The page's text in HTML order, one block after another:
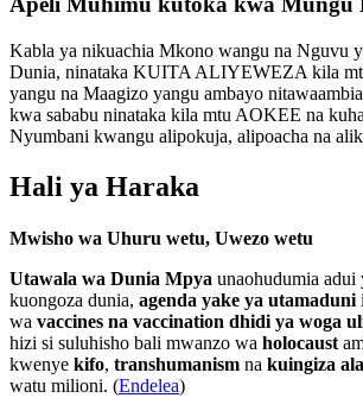
Kabla ya nikuachia Mkono wangu na Nguvu
Dunia, ninataka KUITA ALIYEWEZA kila
yangu na Maagizo yangu ambayo
kwa sababu ninataka kila mtu AOKEE na
Nyumbani kwangu alipokuja, alipoacha na
Hali ya Haraka
Mwisho wa Uhuru wetu, Uwezo wetu
Utawala wa Dunia Mpya unaohudumia adui
kuongoza dunia, agenda yake ya utamaduni
wa vaccines na vaccination dhidi ya woga
hizi si suluhisho bali mwanzo wa holocaust
kwenye kifo, transhumanism na kuingiza
watu milioni. (Endelea)